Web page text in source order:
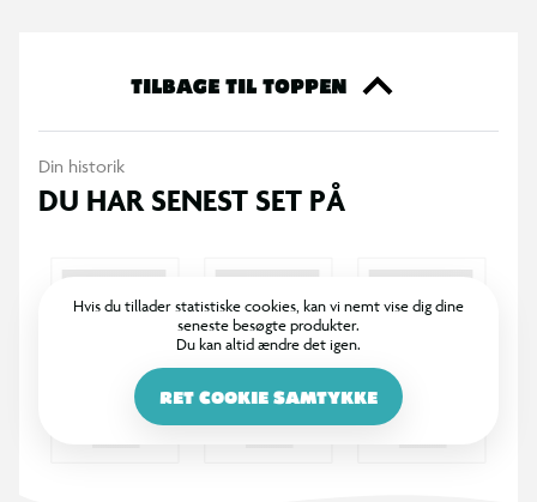
TILBAGE TIL TOPPEN
Din historik
DU HAR SENEST SET PÅ
Hvis du tillader statistiske cookies, kan vi nemt vise dig dine
seneste besøgte produkter.
Du kan altid ændre det igen.
RET COOKIE SAMTYKKE